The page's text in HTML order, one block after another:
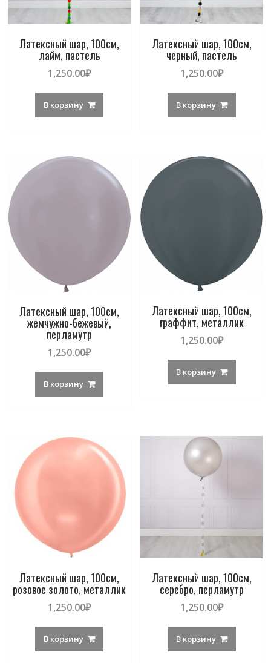
Латексный шар, 100см,
лайм, пастель
1,250.00₽
В корзину
Латексный шар, 100см,
черный, пастель
1,250.00₽
В корзину
Латексный шар, 100см,
жемчужно-бежевый,
перламутр
1,250.00₽
В корзину
Латексный шар, 100см,
граффит, металлик
1,250.00₽
В корзину
Латексный шар, 100см,
розовое золото, металлик
1,250.00₽
В корзину
Латексный шар, 100см,
серебро, перламутр
1,250.00₽
В корзину